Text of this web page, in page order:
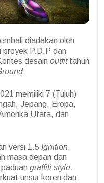
diadakan oleh
proyek P.D.P dan
desain outfittahun
.
memiliki 7 (Tujuh)
Jepang, Eropa,
Utara, dan
versi 1.5 Ignition,
masa depan dan
graffiti style,
unsur keren dan